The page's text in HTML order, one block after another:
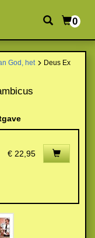
0
God, het Deus Ex
€ 22,95